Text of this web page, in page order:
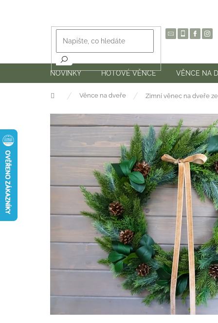
NOVINKY HOTOVÉ VĚNCE VĚNCE NA
Domů Věnce na dveře Zimní věnec na dveře